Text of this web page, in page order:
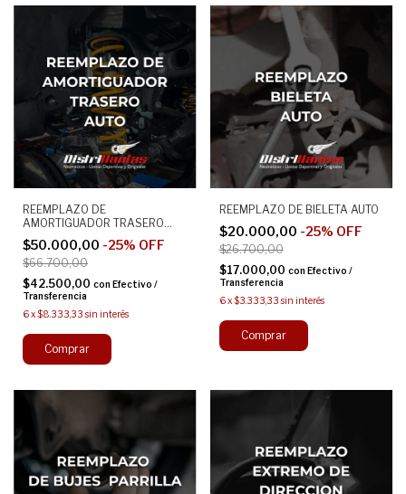
REEMPLAZO DE
AMORTIGUADOR TRASERO
(POR LADO) AUTO
$50.000,00 -25% OFF
$66.700,00
$42.500,00 con Efectivo /
Transferencia
6x$8.333,33 sin interés
REEMPLAZO DE BIELETA AUTO
$20.000,00 -25% OFF
$26.700,00
$17.000,00 con Efectivo /
Transferencia
6 x$3.333,33 sin interés